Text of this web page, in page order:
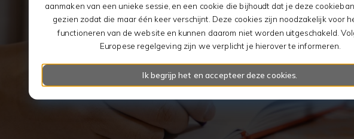
aanmaken van een unieke sessie, en een cookie die bijhoudt dat je deze
gezien zodat die maar één keer verschijnt. Deze cookies zijn noodzakelijk voor
functioneren van de website en kunnen daarom niet worden uitgeschakeld.
Europese regelgeving zijn we verplicht je hierover te informeren.
Ik begrijp het en accepteer deze cookies.